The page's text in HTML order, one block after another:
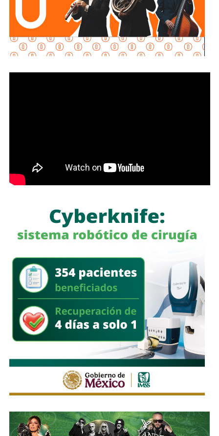
“Son acuerdos voluntarios que nos permiten ordenar el
mercado (…) quien comercializa gasolina, diésel, la
canasta PACIC, el jitomate, acuerda este esquema que nos
permite disminuir los precios. Es un esfuerzo muy
punto de venta de drogas